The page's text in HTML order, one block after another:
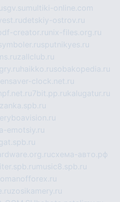
sgv.su multiki-online.com
detskiy-ostrov.ru
creator.ru nix-files.org.ru
sputnikyes.ru
zallclub.ru
haikko.rusobakopedia.ru
clock.net.ru
npf.net.ru7bit.pp.rukalugatur.ru
emotsiy.ru
схема-авто.рф
music8.spb.ru
romanofforex.ru
zosikamery.ru